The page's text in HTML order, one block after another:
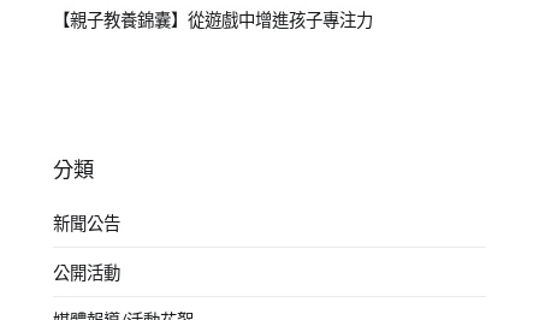
【親子教養錦囊】從遊戲中增進孩子專注力
分類
新聞公告
公開活動